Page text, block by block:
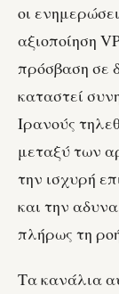
οι
αξιοποίηση
πρόσβαση σε
καταστεί
Ιρανούς
μεταξύ των
την ισχυρή
και την
πλήρως τη
Τα κανάλια